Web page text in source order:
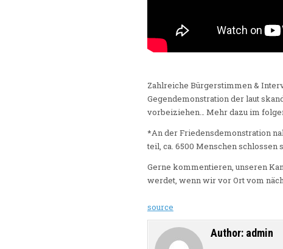
Zahlreiche Bürgerstimmen &
Gegendemonstration der laut
vorbeiziehen… Mehr dazu im
*An der Friedensdemonstration
teil, ca. 6500 Menschen schlossen
Gerne kommentieren, unseren
werdet, wenn wir vor Ort vom
source
Author: admin